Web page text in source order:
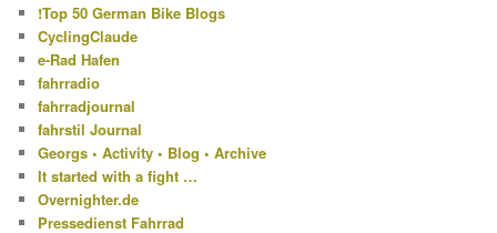
!Top 50 German Bike Blogs
CyclingClaude
e-Rad Hafen
fahrradio
fahrradjournal
fahrstil Journal
Georgs • Activity • Blog • Archive
It started with a fight …
Overnighter.de
Pressedienst Fahrrad